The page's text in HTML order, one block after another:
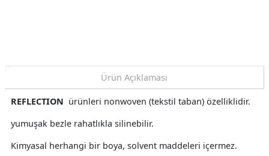
Ürün Açıklaması
REFLECTION ürünleri nonwoven (tekstil taban) özelliklidir.
yumuşak bezle rahatlıkla silinebilir.
Kimyasal herhangi bir boya, solvent maddeleri içermez.